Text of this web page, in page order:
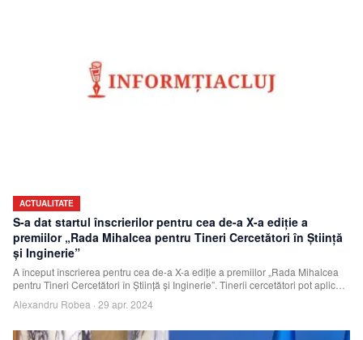
ACTUALITATE
S-a dat startul înscrierilor pentru cea de-a X-a ediție a
premiilor „Rada Mihalcea pentru Tineri Cercetători în Știință
și Inginerie”
A început înscrierea pentru cea de-a X-a ediție a premiilor „Rada Mihalcea
pentru Tineri Cercetători în Știință și Inginerie”. Tinerii cercetători pot aplica
Alexandru Robea · 29 apr. 2024